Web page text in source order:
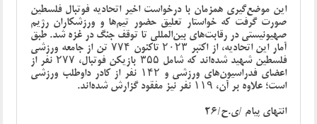
این موضع‌گیری همزمان با درخواست اخیر اتحادیه فوتبال فلسطین
صورت گرفت که خواستار تعلیق حضور تیم‌ها و ورزشکاران رژیم
صهیونیستی در رقابت‌های بین‌المللی تا توقف جنگ در غزه شد. طبق
آمار این اتحادیه، از اکتبر ۲۰۲۳ تاکنون ۷۷۴ تن از جامعه ورزشی
فلسطین شهید شده‌اند که شامل ۳۵۵ بازیکن فوتبال، ۲۷۷ نفر از
اعضای فدراسیون‌های ورزشی و ۱۴۲ نفر از کادر داوطلب ورزشی
است؛ علاوه بر آن، ۱۱۹ نفر نیز مفقود گزارش شده‌اند.
انتهای پیام /ی.ح/26